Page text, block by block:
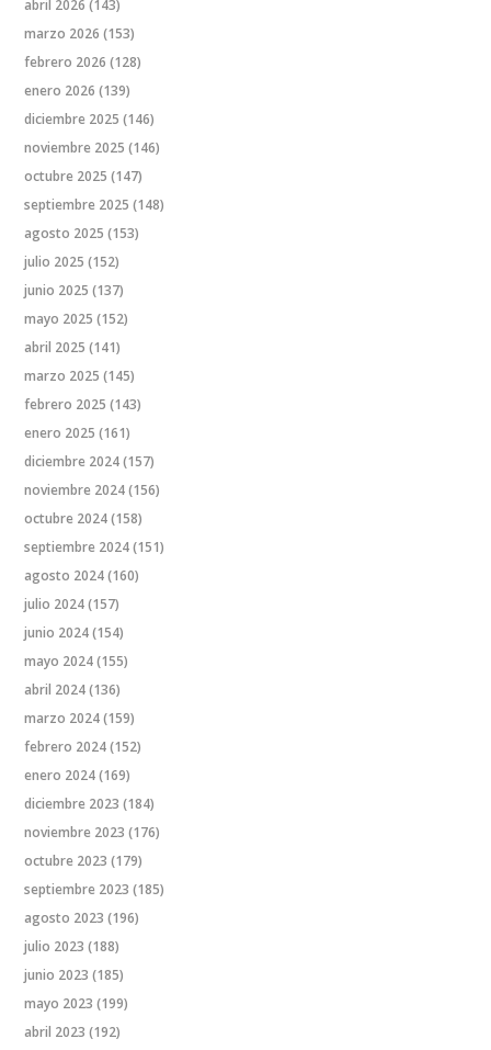
abril 2026 (143)
marzo 2026 (153)
febrero 2026 (128)
enero 2026 (139)
diciembre 2025 (146)
noviembre 2025 (146)
octubre 2025 (147)
septiembre 2025 (148)
agosto 2025 (153)
julio 2025 (152)
junio 2025 (137)
mayo 2025 (152)
abril 2025 (141)
marzo 2025 (145)
febrero 2025 (143)
enero 2025 (161)
diciembre 2024(157)
noviembre 2024(156)
octubre 2024(158)
septiembre 2024(151)
agosto 2024(160)
julio 2024(157)
junio 2024(154)
mayo 2024(155)
abril 2024(136)
marzo 2024(159)
febrero 2024(152)
enero 2024(169)
diciembre 2023 (184)
noviembre 2023 (176)
octubre 2023 (179)
septiembre 2023 (185)
agosto 2023 (196)
julio 2023 (188)
junio 2023 (185)
mayo 2023 (199)
abril 2023 (192)